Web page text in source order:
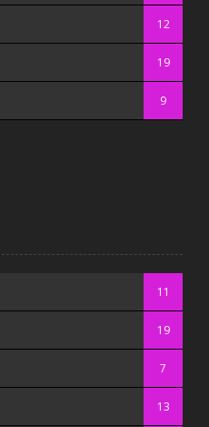
12
19
9
11
19
7
13